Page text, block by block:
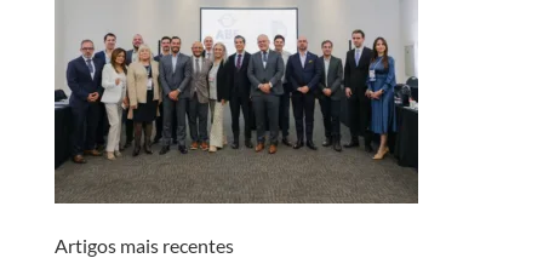
Artigos mais recentes